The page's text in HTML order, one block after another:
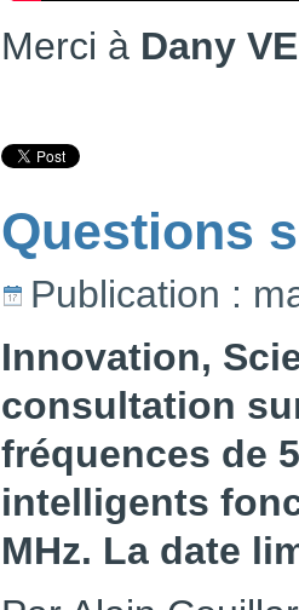
Merci à Dany
Questions
Publication :
Innovation,
consultation
fréquences de
intelligents
MHz. La date